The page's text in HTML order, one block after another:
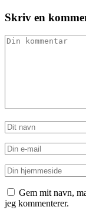
Skriv en
Gem mit navn,
jeg kommenterer.